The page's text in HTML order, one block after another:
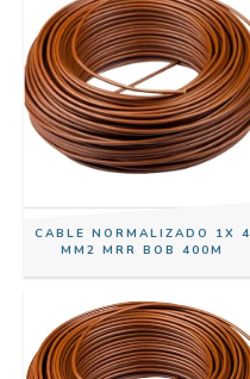
CABLE NORMALIZADO 1X 4
MM2 MRR BOB 400M